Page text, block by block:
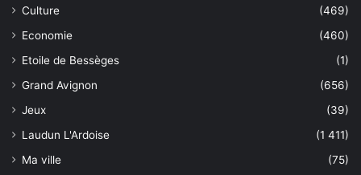
Culture
(469)
Economie
(460)
Etoile de Bessèges
(1)
Grand Avignon
(656)
Jeux
(39)
Laudun L'Ardoise
(1 411)
Ma ville
(75)